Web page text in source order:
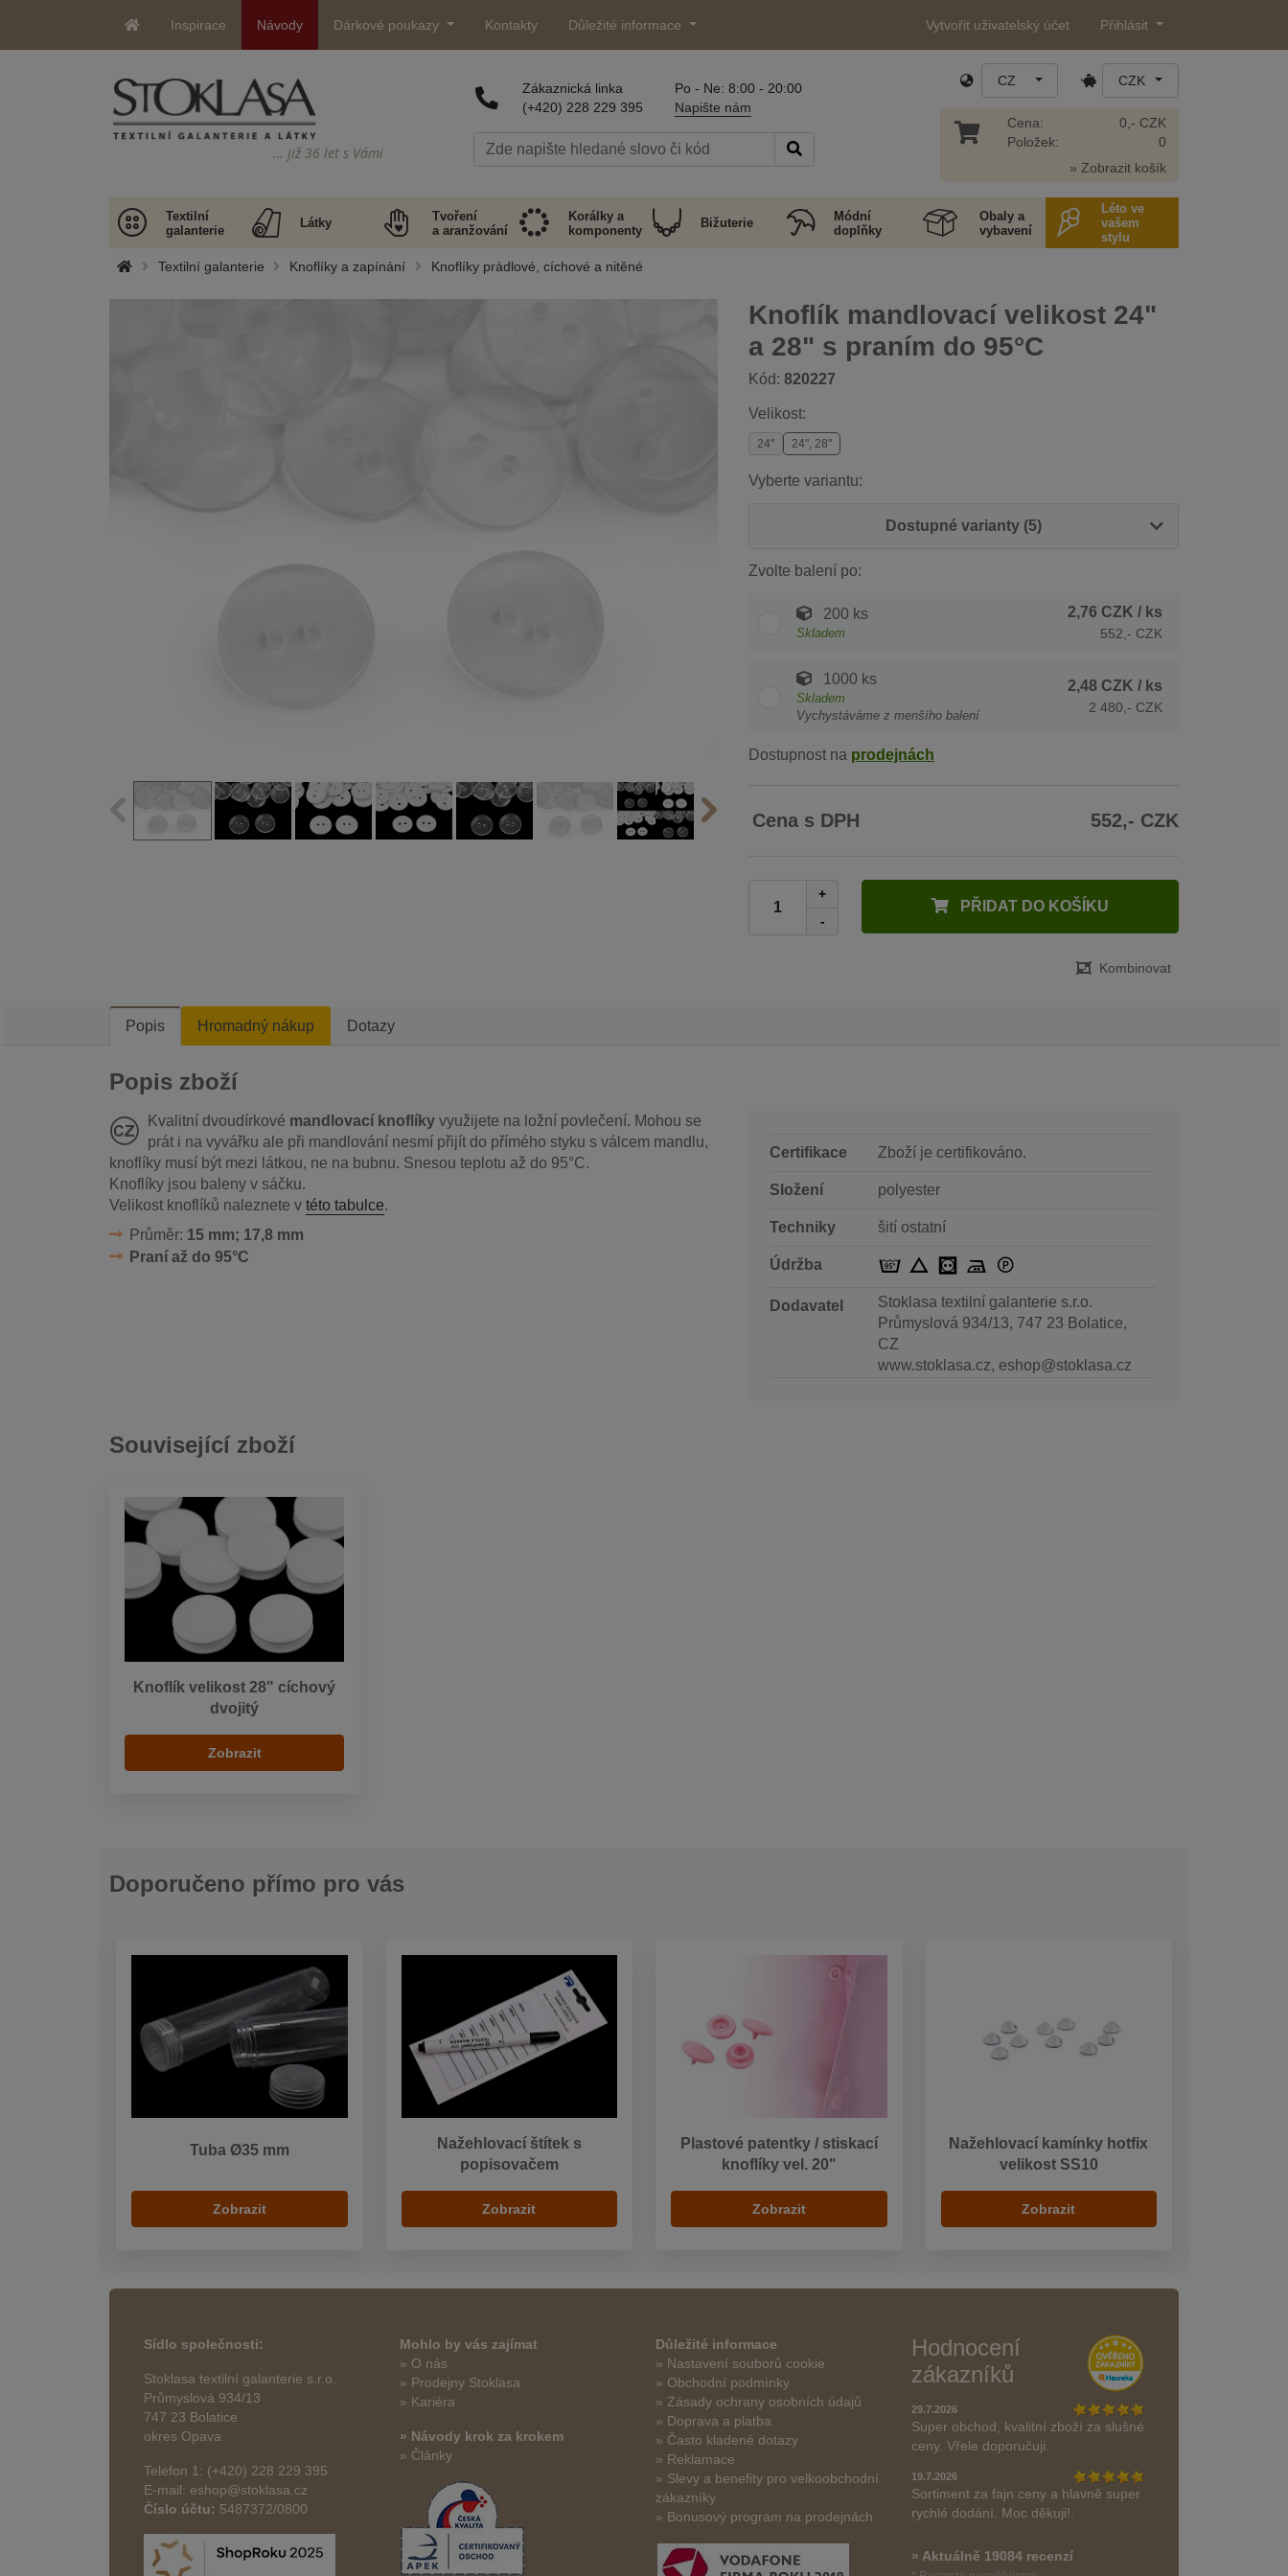
Inspirace Návody Dárkové poukazy Kontakty Důležité informace Vytvořit uživatelský účet Přihlásit
… již 36 let s Vámi
Zákaznická linka
(+420) 228 229 395
Po - Ne: 8:00 - 20:00
Napište nám
CZ CZK
Cena:
Položek:
0,- CZK
0
» Zobrazit košík
Textilní
galanterie
Látky
Tvoření
a aranžování
Korálky a
komponenty
Bižuterie
Módní
doplňky
Obaly a
vybavení
Léto ve
vašem
stylu
Textilní galanterie Knoflíky a zapínání Knoflíky prádlové, cíchové a nitěné
Knoflík mandlovací velikost 24"
a 28" s praním do 95°C
Kód: 820227
Velikost:
24" 24", 28"
Vyberte variantu:
Dostupné varianty (5)
Zvolte balení po:
200 ks
Skladem
2,76 CZK / ks
552,- CZK
1000 ks
Skladem
Vychystáváme z menšího balení
2,48 CZK / ks
2 480,- CZK
Dostupnost na prodejnách
Cena s DPH 552,- CZK
+
-
PŘIDAT DO KOŠÍKU
Kombinovat
Popis Hromadný nákup Dotazy
Popis zboží
Kvalitní dvoudírkové mandlovací knoflíky využijete na ložní povlečení. Mohou se
prát i na vyvářku ale při mandlování nesmí přijít do přímého styku s válcem mandlu,
knoflíky musí být mezi látkou, ne na bubnu. Snesou teplotu až do 95°C.
Knoflíky jsou baleny v sáčku.
Velikost knoflíků naleznete v této tabulce.
Průměr: 15 mm; 17,8 mm
Praní až do 95°C
Certifikace Zboží je certifikováno.
Složení polyester
Techniky šití ostatní
Údržba
Dodavatel
Stoklasa textilní galanterie s.r.o.
Průmyslová 934/13, 747 23 Bolatice,
CZ
www.stoklasa.cz, eshop@stoklasa.cz
Související zboží
Knoflík velikost 28" cíchový
dvojitý
Zobrazit
Doporučeno přímo pro vás
Tuba Ø35 mm
Zobrazit
Nažehlovací štítek s
popisovačem
Zobrazit
Plastové patentky / stiskací
knoflíky vel. 20"
Zobrazit
Nažehlovací kamínky hotfix
velikost SS10
Zobrazit
Sídlo společnosti:
Stoklasa textilní galanterie s.r.o.
Průmyslová 934/13
747 23 Bolatice
okres Opava
Telefon 1: (+420) 228 229 395
E-mail: eshop@stoklasa.cz
Číslo účtu: 5487372/0800
Mohlo by vás zajímat
» O nás
» Prodejny Stoklasa
» Kariéra
» Návody krok za krokem
» Články
Důležité informace
» Nastavení souborů cookie
» Obchodní podmínky
» Zásady ochrany osobních údajů
» Doprava a platba
» Často kladené dotazy
» Reklamace
» Slevy a benefity pro velkoobchodní
zákazníky
» Bonusový program na prodejnách
Hodnocení
zákazníků
29.7.2026
Super obchod, kvalitní zboží za slušné
ceny. Vřele doporučuji.
19.7.2026
Sortiment za fajn ceny a hlavně super
rychlé dodání. Moc děkuji!.
» Aktuálně 19084 recenzí